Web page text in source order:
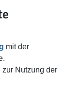
mit der
zur Nutzung der